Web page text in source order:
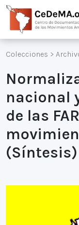
Colecciones >
nacional
de las
(Síntesis)